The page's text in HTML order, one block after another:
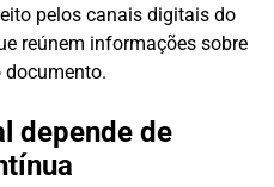
pelos canais digitais do
reúnem informações sobre
documento.
depende de